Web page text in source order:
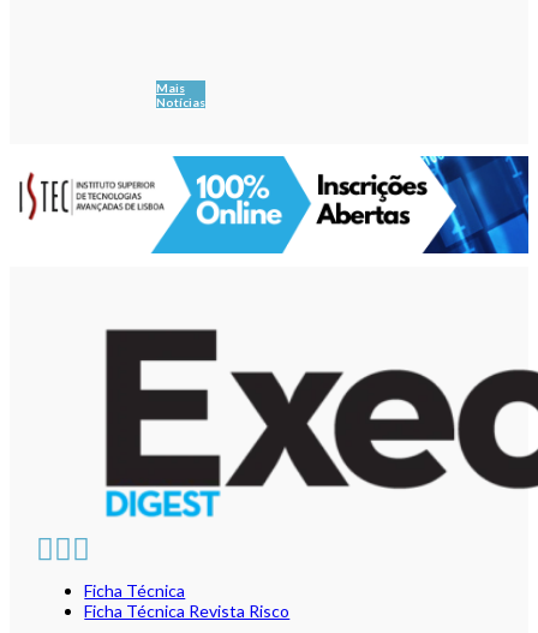
Mais
Notícias
Ficha Técnica
Ficha Técnica Revista Risco